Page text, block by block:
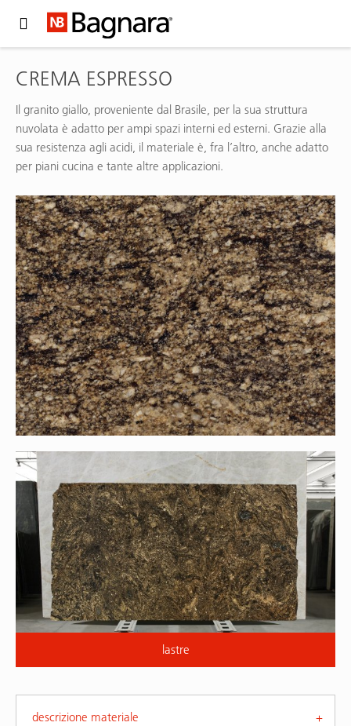
CREMA ESPRESSO
Il granito giallo, proveniente dal Brasile, per la sua struttura
nuvolata è adatto per ampi spazi interni ed esterni. Grazie alla
sua resistenza agli acidi, il materiale è, fra l’altro, anche adatto
per piani cucina e tante altre applicazioni.
lastre
descrizione materiale